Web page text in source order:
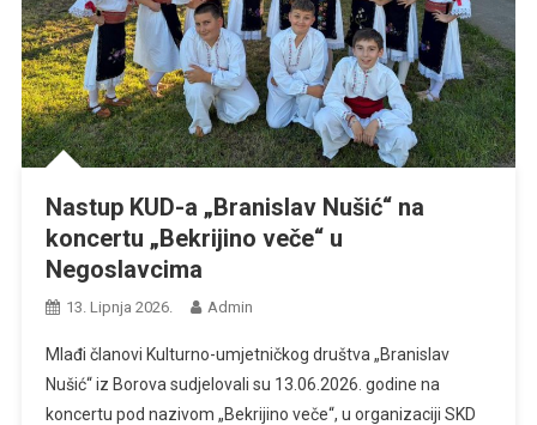
Nastup KUD-a „Branislav Nušić“ na
koncertu „Bekrijino veče“ u
Negoslavcima
13. Lipnja 2026. Admin
Mlađi članovi Kulturno-umjetničkog društva „Branislav
Nušić“ iz Borova sudjelovali su 13.06.2026. godine na
koncertu pod nazivom „Bekrijino veče“, u organizaciji SKD